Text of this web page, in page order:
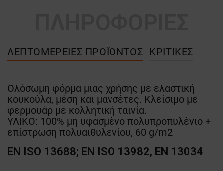
ΛΕΠΤΟΜΈΡΕΙΕΣ ΠΡΟΪΌΝΤΟΣ ΚΡΙΤΙΚΈΣ
Ολόσωμη φόρμα μιας χρήσης με ελαστική
κουκούλα, μέση και μανσέτες. Κλείσιμο με
φερμουάρ με κολλητική ταινία.
ΥΛΙΚΟ: 100% μη υφασμένο πολυπροπυλένιο +
επίστρωση πολυαιθυλενίου, 60 g/m2
EN ISO 13688; EN ISO 13982, EN 13034